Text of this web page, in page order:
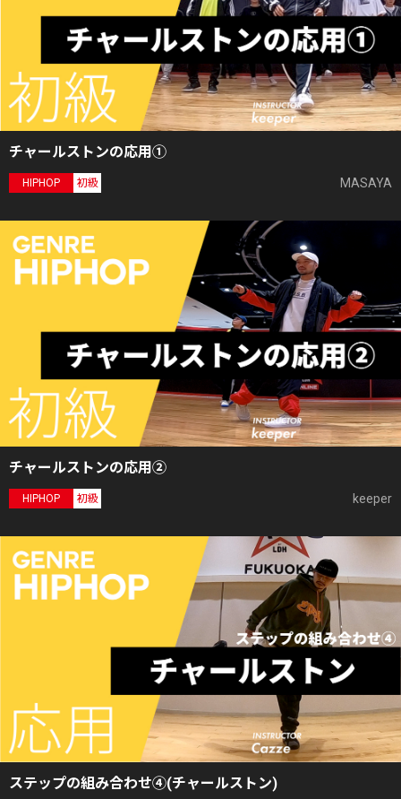
チャールストンの応用①
HIPHOP 初級 MASAYA
チャールストンの応用②
HIPHOP 初級 keeper
ステップの組み合わせ④(チャールストン)